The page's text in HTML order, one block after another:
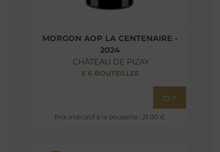
MORGON AOP LA CENTENAIRE -
2024
CHÂTEAU DE PIZAY
X 6 BOUTEILLES
126
+
Prix indicatif à la bouteille : 21.00 €